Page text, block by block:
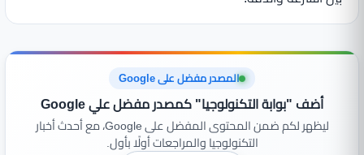
المصدر مفضل على Google
أضف "بوابة التكنولوجيا" كمصدر مفضل علي Google
ليظهر لكم ضمن المحتوى المفضل على Google، مع أحدث أخبار
التكنولوجيا والمراجعات أولًا بأول.